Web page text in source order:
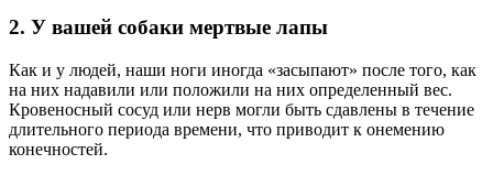
2. У вашей собаки мертвые лапы
Как и у людей, наши ноги иногда «засыпают» после того, как
на них надавили или положили на них определенный вес.
Кровеносный сосуд или нерв могли быть сдавлены в течение
длительного периода времени, что приводит к онемению
конечностей.